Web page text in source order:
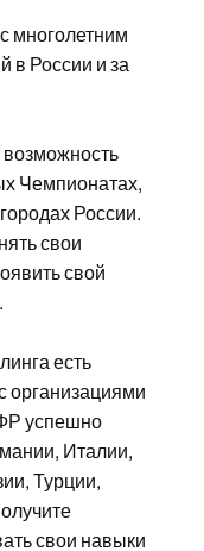
многолетним
в России и за
Чемпионатах,
России.
свои
свой
есть
организациями
успешно
Италии,
Турции,
свои навыки